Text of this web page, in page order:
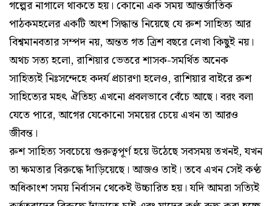
গল্পের নাগালে থাকতে হয়। কোনো এক সময় আন্তর্জাতিক
পাঠকমহলের একটি অংশ সিদ্ধান্ত নিয়েছে যে রুশ সাহিত্য আর
বিশ্বমানবতার সম্পদ নয়, অন্তত গত ত্রিশ বছরে লেখা কিছুই নয়।
অথচ সত্য হলো, রাশিয়ার ভেতরে শাসক-সমর্থিত অনেক
সাহিত্যই নিঃসন্দেহে কদর্য প্রচারণা হলেও, রাশিয়ার বাইরে রুশ
সাহিত্যের মহৎ ঐতিহ্য এখনো প্রবলভাবে বেঁচে আছে। বরং বলা
যেতে পারে, আগের যেকোনো সময়ের চেয়ে এখন তা আরও
জীবন্ত।
রুশ সাহিত্য সবচেয়ে গুরুত্বপূর্ণ হয়ে উঠেছে সবসময় তখনই, যখন
তা ক্ষমতার বিরুদ্ধে দাঁড়িয়েছে। আজও তাই। তবে এখন সেই কণ্ঠ
অধিকাংশ সময় নির্বাসন থেকেই উচ্চারিত হয়। যদি আমরা সত্যিই